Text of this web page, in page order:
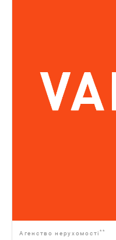
Агенство нерухомості **